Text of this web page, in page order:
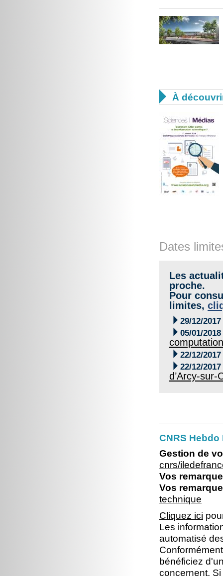
 À
Dates
Les
proche.
Pour
limites,
 29/12/2017
 05/01/2018
 22/12/2017
 22/12/2017
d’Arcy-sur-
CNRS
Gestion de
cnrs/
Vos
Vos
technique
Cliquez ici
Les
automatisé
bénéficiez
concernent.